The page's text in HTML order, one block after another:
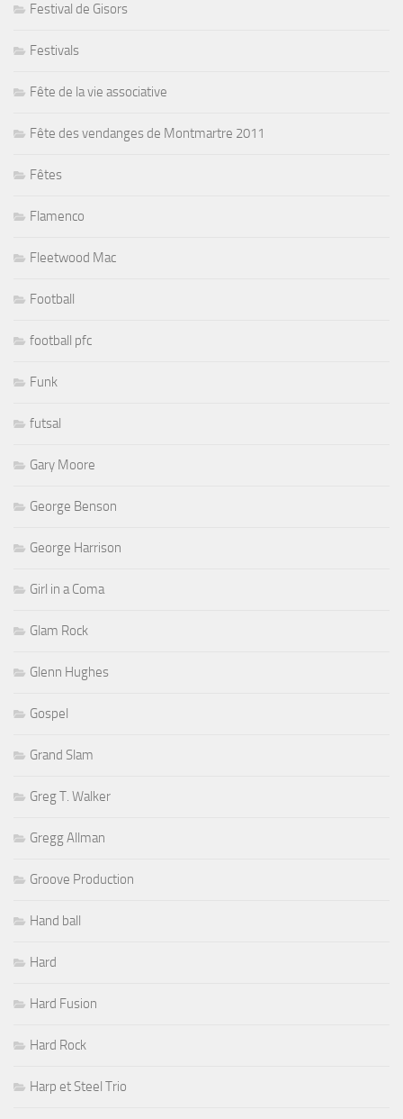
Festival de Gisors
Festivals
Fête de la vie associative
Fête des vendanges de Montmartre 2011
Fêtes
Flamenco
Fleetwood Mac
Football
football pfc
Funk
futsal
Gary Moore
George Benson
George Harrison
Girl in a Coma
Glam Rock
Glenn Hughes
Gospel
Grand Slam
Greg T. Walker
Gregg Allman
Groove Production
Hand ball
Hard
Hard Fusion
Hard Rock
Harp et Steel Trio